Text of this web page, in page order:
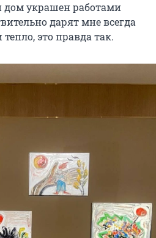
дом украшен работами
дарят мне всегда
это правда так.